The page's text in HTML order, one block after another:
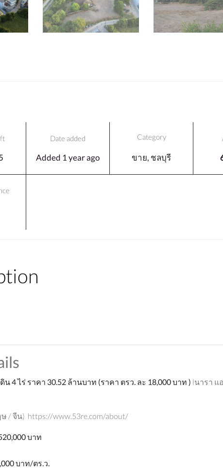
Date added
Added 1 year ago
Category
ขาย, ชลบุรี
น4ไร่ ราคา 30.52 ล้านบาท (ราคา ตรว. ละ 18,000บาท ) lนารา แ
/ จีน) https://www.53re.com/about/
บาท
บาท/ตร.ว.